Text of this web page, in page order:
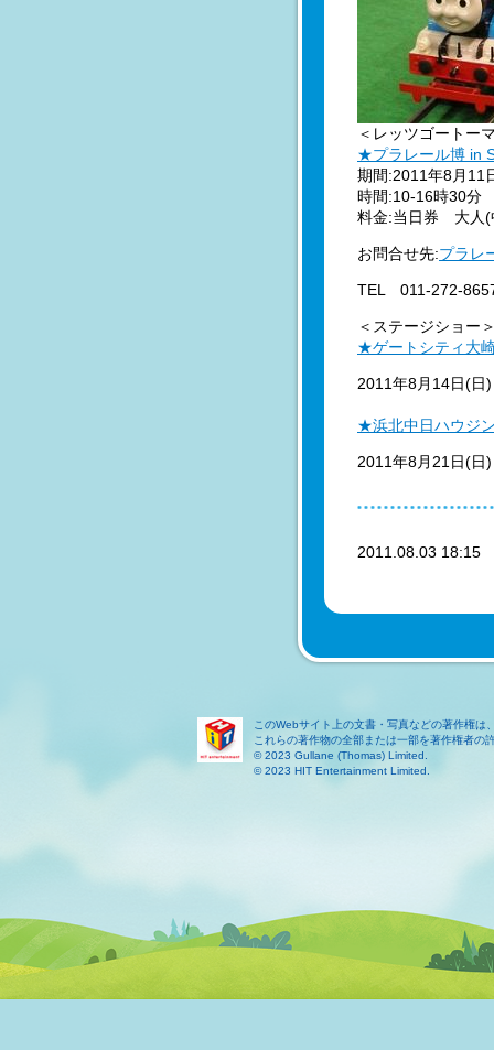
＜レッツゴートー
★プラレール博 in
期間:2011年8月11
時間:10-16時30
料金:当日券 大人(
お問合せ先:プラレ
TEL 011-272-
＜ステージショー
★ゲートシティ大
2011年8月14日(日)
★浜北中日ハウジ
2011年8月21日(日
2011.08.03
このWebサイト上の文書・写真などの著作権
これらの著作物の全部または一部を著作権者の
© 2023 Gullane (Thomas) Limited.
© 2023 HIT Entertainment Limited.